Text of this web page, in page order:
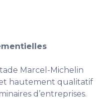
Marcel-Michelin
hautement qualitatif
d’entreprises.